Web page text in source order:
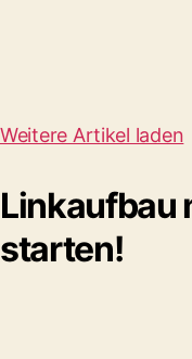
Weitere Artikel laden
Linkaufbau
starten!